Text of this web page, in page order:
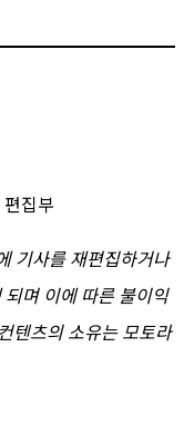
집부
기사를 재편집하거나
며 이에 따른 불이익
텐츠의 소유는 모토라